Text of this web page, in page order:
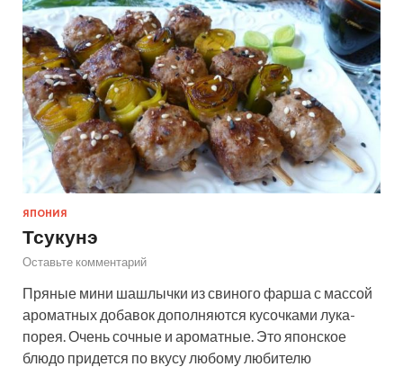
ЯПОНИЯ
Тсукунэ
Оставьте комментарий
Пряные мини шашлычки из свиного фарша с массой
ароматных добавок дополняются кусочками лука-
порея. Очень сочные и ароматные. Это японское
блюдо придется по вкусу любому любителю